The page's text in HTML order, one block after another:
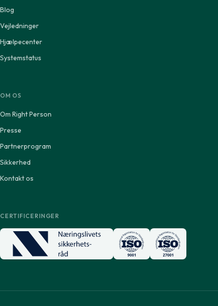
Blog
Vejledninger
Hjælpecenter
Systemstatus
OM OS
Om Right Person
Presse
Partnerprogram
Sikkerhed
Kontakt os
CERTIFICERINGER